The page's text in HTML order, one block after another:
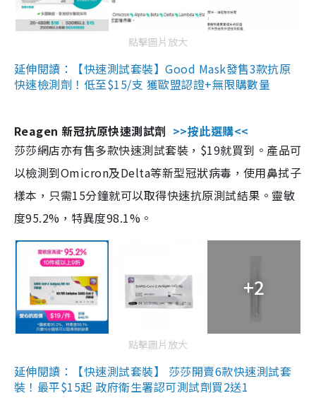
點擊圖片放大
延伸閱讀：【快速測試套裝】Good Mask發售3款抗原
快速檢測劑！低至$15/支 獲歐盟認證+無限購數量
Reagen 新冠抗原快速測試劑 >>按此選購<<
莎莎網店亦有售多款快速測試套裝，$19就買到。產品可
以檢測到Omicron及Delta等新型冠狀病毒，使用鼻拭子
樣本，只需15分鐘就可以取得快速抗原測試結果。靈敏
度95.2%，特異度98.1%。
+2
點擊圖片放大
延伸閱讀：【快速測試套裝】 莎莎開賣6款快速測試套
裝！最平$15起 政府衛生署認可測試劑買2送1